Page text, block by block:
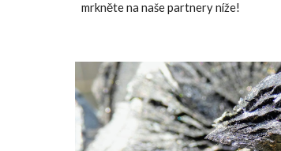
mrkněte na naše partnery níže!